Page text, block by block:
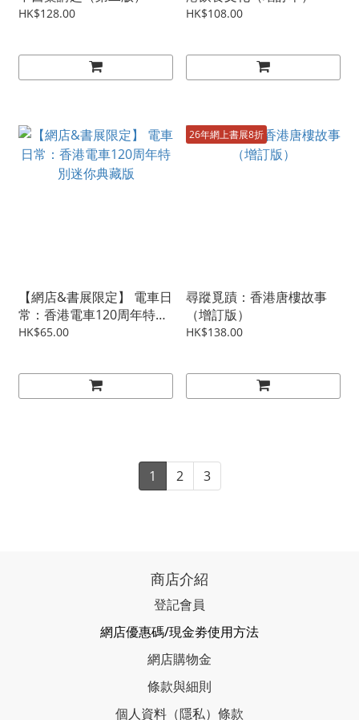
HK$128.00 HK$108.00
【網店&書展限定】 電車日
常：香港電車120周年特別
迷你典藏版
HK$65.00
26年網上書展8折
尋蹤覓蹟：香港唐樓故事
（增訂版）
HK$138.00
1 2 3
商店介紹
登記會員
網店優惠碼/現金劵使用方法
網店購物金
條款與細則
個人資料（隱私）條款